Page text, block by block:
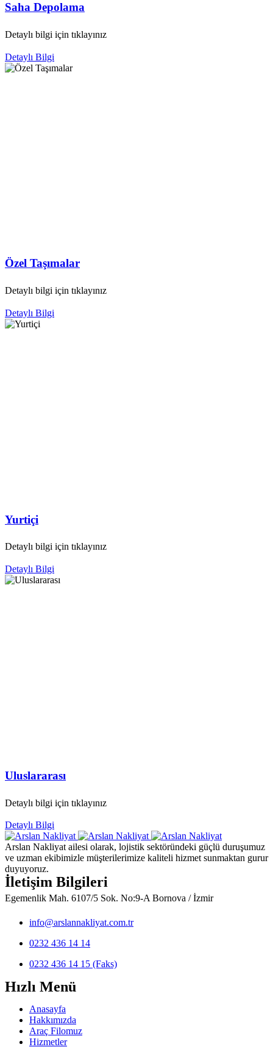
Saha Depolama
Detaylı bilgi için tıklayınız
Detaylı Bilgi
Özel Taşımalar
Detaylı bilgi için tıklayınız
Detaylı Bilgi
Yurtiçi
Detaylı bilgi için tıklayınız
Detaylı Bilgi
Uluslararası
Detaylı bilgi için tıklayınız
Detaylı Bilgi
Arslan Nakliyat ailesi olarak, lojistik sektöründeki güçlü duruşumuz
ve uzman ekibimizle müşterilerimize kaliteli hizmet sunmaktan gurur
duyuyoruz.
İletişim Bilgileri
Egemenlik Mah. 6107/5 Sok. No:9-A Bornova / İzmir
info@arslannakliyat.com.tr
0232 436 14 14
0232 436 14 15 (Faks)
Hızlı Menü
Anasayfa
Hakkımızda
Araç Filomuz
Hizmetler